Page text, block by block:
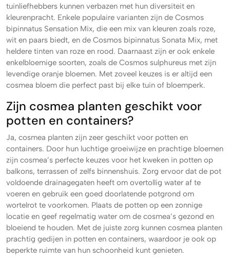
tuinliefhebbers kunnen verbazen met hun diversiteit en
kleurenpracht. Enkele populaire varianten zijn de Cosmos
bipinnatus Sensation Mix, die een mix van kleuren zoals roze,
wit en paars biedt, en de Cosmos bipinnatus Sonata Mix, met
heldere tinten van roze en rood. Daarnaast zijn er ook enkele
enkelbloemige soorten, zoals de Cosmos sulphureus met zijn
levendige oranje bloemen. Met zoveel keuzes is er altijd een
cosmea bloem die perfect past bij elke tuin of bloemperk.
Zijn cosmea planten geschikt voor
potten en containers?
Ja, cosmea planten zijn zeer geschikt voor potten en
containers. Door hun luchtige groeiwijze en prachtige bloemen
zijn cosmea’s perfecte keuzes voor het kweken in potten op
balkons, terrassen of zelfs binnenshuis. Zorg ervoor dat de pot
voldoende drainagegaten heeft om overtollig water af te
voeren en gebruik een goed doorlatende potgrond om
wortelrot te voorkomen. Plaats de potten op een zonnige
locatie en geef regelmatig water om de cosmea’s gezond en
bloeiend te houden. Met de juiste zorg kunnen cosmea planten
prachtig gedijen in potten en containers, waardoor je ook op
beperkte ruimte van hun schoonheid kunt genieten.